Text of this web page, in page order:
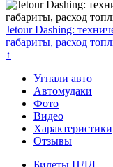
Jetour Dashing:
габариты, расход
↑
Угнали авто
Автомудаки
Фото
Видео
Характеристики
Отзывы